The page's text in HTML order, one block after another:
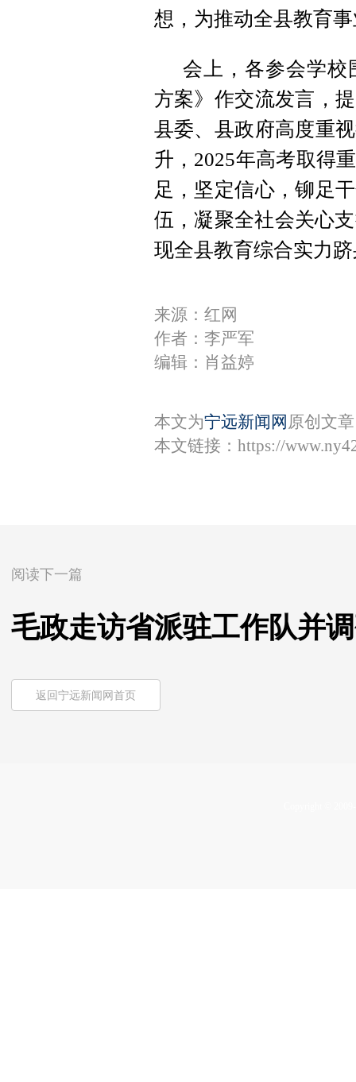
想，为推动全县教育
会上，各参会学校
方案》作交流发言，
县委、县政府高度重
升，2025年高考取得
足，坚定信心，铆足
伍，凝聚全社会关心
现全县教育综合实力
来源：红网
作者：李严军
编辑：肖益婷
本文为宁远新闻网 原创文
本文链接： https://
阅读下一篇
毛政走访省派驻工作队并
返回宁远新闻网首页